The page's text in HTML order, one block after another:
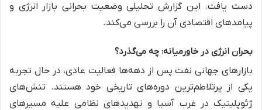
دست یافت. این گزارش تحلیلی وضعیت بحرانی بازار انرژی و
پیامدهای اقتصادی آن را بررسی می‌کند.
بحران انرژی در خاورمیانه: چه می‌گذرد؟
بازارهای جهانی نفت پس از دهه‌ها فعالیت عادی، در حال تجربه
یکی از پرتلاطم‌ترین دوره‌های تاریخی خود هستند. تنش‌های
ژئوپلیتیک در غرب آسیا و تهدیدهای نظامی علیه مسیرهای